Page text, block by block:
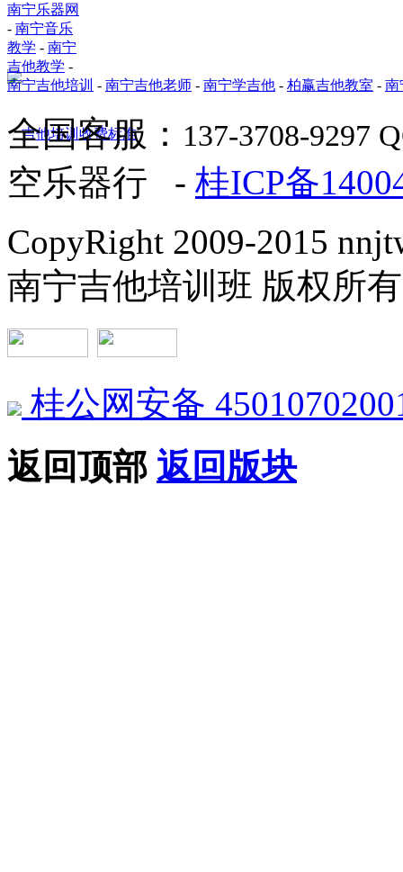
南宁乐器网
- 南宁音乐
教学 - 南宁
吉他教学 -
南宁吉他培训 - 南宁吉他老师 - 南宁学吉他 - 柏赢吉他教室 - 南
全国客服： 137-3708-9297
空乐器行 - 桂ICP备
CopyRight 2009-2015
南宁吉他培训班 版权所有
桂公网安备
返回顶部 返回版块